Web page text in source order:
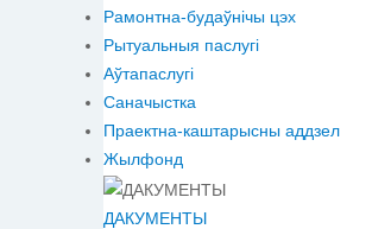
Рамонтна-будаўнічы цэх
Рытуальныя паслугі
Аўтапаслугі
Саначыстка
Праектна-каштарысны аддзел
Жылфонд
ДАКУМЕНТЫ